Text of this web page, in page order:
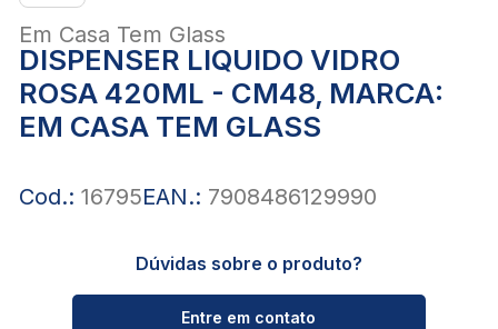
Em Casa Tem Glass
DISPENSER LIQUIDO VIDRO
ROSA 420ML - CM48, MARCA:
EM CASA TEM GLASS
Cod.: 16795EAN.: 7908486129990
Dúvidas sobre o produto?
Entre em contato